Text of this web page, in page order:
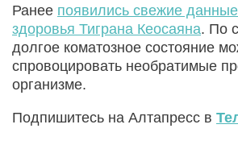
Ранее появились свежие
здоровья Тиграна Кеосаяна. По
долгое коматозное состояние
спровоцировать необратимые
организме.
Подпишитесь на Алтапресс в